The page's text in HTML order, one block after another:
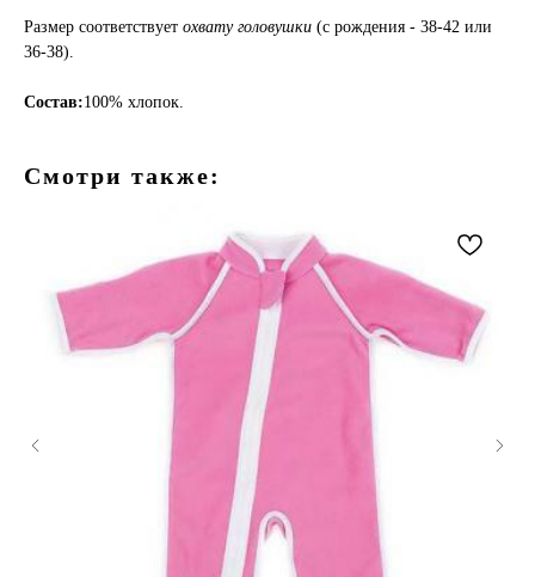
Размер соответствует охвату головушки (с рождения - 38-42 или
36-38).
Состав:100% хлопок.
Смотри также: